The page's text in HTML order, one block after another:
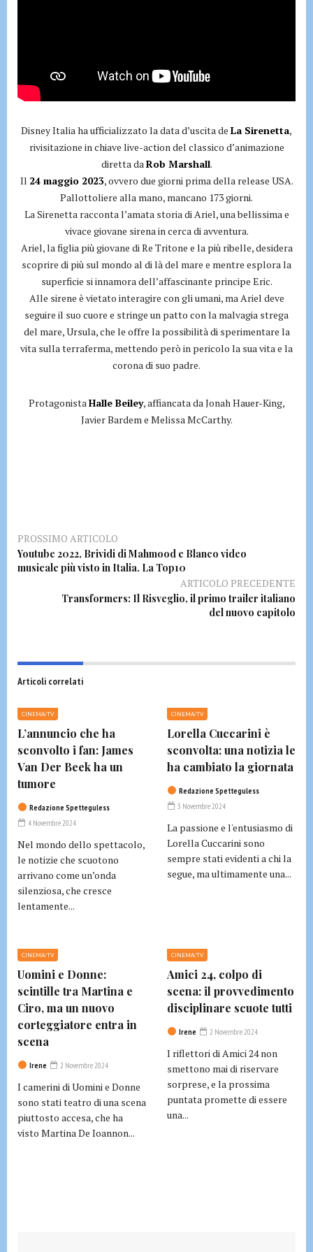
Disney Italia ha ufficializzato la data d’uscita de La Sirenetta,
rivisitazione in chiave live-action del classico d’animazione
diretta daRob Marshall.
Il 24 maggio 2023, ovvero due giorni prima della release USA.
Pallottoliere alla mano, mancano 173 giorni.
La Sirenetta racconta l’amata storia di Ariel, una bellissima e
vivace giovane sirena in cerca di avventura.
Ariel, la figlia più giovane di Re Tritone e la più ribelle, desidera
scoprire di più sul mondo al di là del mare e mentre esplora la
superficie si innamora dell’affascinante principe Eric.
Alle sirene è vietato interagire con gli umani, ma Ariel deve
seguire il suo cuore e stringe un patto con la malvagia strega
del mare, Ursula, che le offre la possibilità di sperimentare la
vita sulla terraferma, mettendo però in pericolo la sua vita e la
corona di suo padre.
ProtagonistaHalle Beiley, affiancata da Jonah Hauer-King,
Javier Bardem e Melissa McCarthy.
PROSSIMO ARTICOLO
Youtube 2022, Brividi di Mahmood e Blanco video
musicale più visto in Italia. La Top10
ARTICOLO PRECEDENTE
Transformers: Il Risveglio, il primo trailer italiano
del nuovo capitolo
Articoli correlati
CINEMA/TV
L’annuncio che ha
sconvolto i fan: James
Van Der Beek ha un
tumore
Redazione Spetteguless
4 Novembre 2024
Nel mondo dello spettacolo,
le notizie che scuotono
arrivano come un’onda
silenziosa, che cresce
lentamente...
CINEMA/TV
Lorella Cuccarini è
sconvolta: una notizia le
ha cambiato la giornata
Redazione Spetteguless
3 Novembre 2024
La passione e l'entusiasmo di
Lorella Cuccarini sono
sempre stati evidenti a chi la
segue, ma ultimamente una...
CINEMA/TV
Uomini e Donne:
scintille tra Martina e
Ciro, ma un nuovo
corteggiatore entra in
scena
Irene 2 Novembre 2024
I camerini di Uomini e Donne
sono stati teatro di una scena
piuttosto accesa, che ha
visto Martina De Ioannon...
CINEMA/TV
Amici 24, colpo di
scena: il provvedimento
disciplinare scuote tutti
Irene 2 Novembre 2024
I riflettori di Amici 24 non
smettono mai di riservare
sorprese, e la prossima
puntata promette di essere
una...